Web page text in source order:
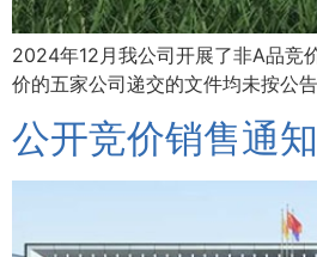
2024年12月我公司开展了非A品竞
价的五家公司递交的文件均未按公
公开竞价销售通知